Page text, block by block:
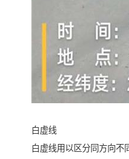
白虚线
白虚线用以区分同方向不